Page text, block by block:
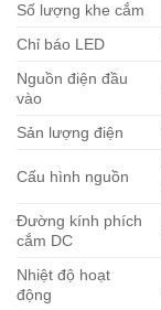
Số lượng khe cắm
Chỉ báo LED
Nguồn điện đầu
vào
Sản lượng điện
Cấu hình nguồn
Đường kính phích
cắm DC
Nhiệt độ hoạt
động